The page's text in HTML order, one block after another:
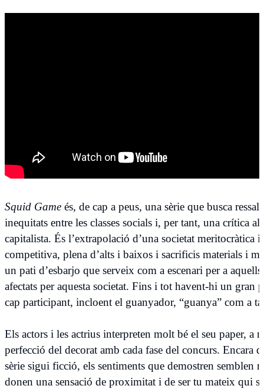
Squid Game és, de cap a peus, una sèrie que busca
inequitats entre les classes socials i, per tant, una crítica al
capitalista. És l’extrapolació d’una societat meritocràtica i
competitiva, plena d’alts i baixos i sacrificis materials i
un pati d’esbarjo que serveix com a escenari per a aquells
afectats per aquesta societat. Fins i tot havent-hi un gran
cap participant, incloent el guanyador, “guanya” com a
Els actors i les actrius interpreten molt bé el seu paper, a
perfecció del decorat amb cada fase del concurs. Encara
sèrie sigui ficció, els sentiments que demostren semblen
donen una sensació de proximitat i de ser tu mateix qui